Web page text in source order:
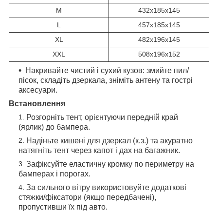
М
432х185х145
L
457х185х145
XL
482х196х145
XXL 508х196х152
Накривайте чистий і сухий кузов: змийте пил/
пісок, складіть дзеркала, зніміть антену та гострі
аксесуари.
Встановлення
Розгорніть тент, орієнтуючи передній край
(ярлик) до бампера.
Надіньте кишені для дзеркал (к.з.) та акуратно
натягніть тент через капот і дах на багажник.
Зафіксуйте еластичну кромку по периметру на
бамперах і порогах.
За сильного вітру використовуйте додаткові
стяжки/фіксатори (якщо передбачені),
пропустивши їх під авто.